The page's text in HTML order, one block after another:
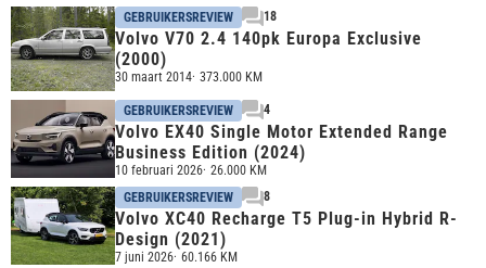
GEBRUIKERSREVIEW 18
Volvo V70 2.4 140pk Europa Exclusive
(2000)
30 maart 2014 373.000 KM
GEBRUIKERSREVIEW 4
Volvo EX40 Single Motor Extended Range
Business Edition (2024)
10 februari 2026 26.000 KM
GEBRUIKERSREVIEW
8
Volvo XC40 Recharge T5 Plug-in Hybrid R-
Design (2021)
7 juni 2026 60.166 KM